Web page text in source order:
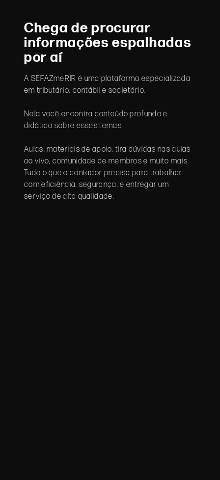
Chega de procurar
informações espalhadas
por aí
A SEFAZmeRIR é uma plataforma especializada
em tributário, contábil e societário.
Nela você encontra conteúdo profundo e
didático sobre esses temas.
Aulas, materiais de apoio, tira dúvidas nas aulas
ao vivo, comunidade de membros e muito mais.
Tudo o que o contador precisa para trabalhar
com eficiência, segurança, e entregar um
serviço de alta qualidade.